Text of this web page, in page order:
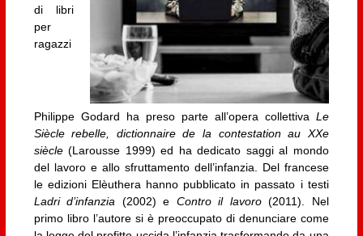
di libri
per
ragazzi
Philippe Godard ha preso parte all’opera collettiva Le
Siècle rebelle, dictionnaire de la contestation au XXe
siècle(Larousse 1999) ed ha dedicato saggi al mondo
del lavoro e allo sfruttamento dell’infanzia. Del francese
le edizioni Elèuthera hanno pubblicato in passato i testi
Ladri d’infanzia (2002) e Contro il lavoro(2011). Nel
primo libro l’autore si è preoccupato di denunciare come